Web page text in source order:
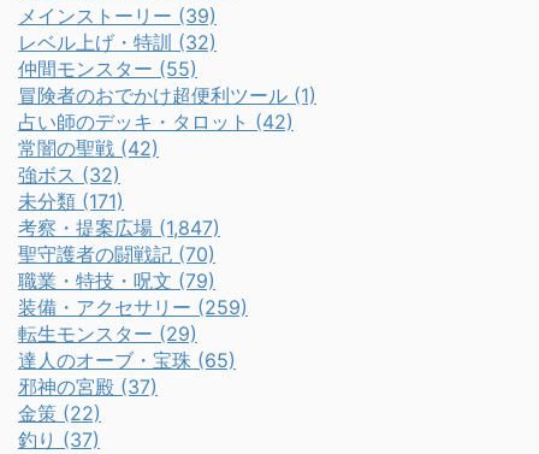
メインストーリー (39)
レベル上げ・特訓 (32)
仲間モンスター (55)
冒険者のおでかけ超便利ツール (1)
占い師のデッキ・タロット (42)
常闇の聖戦 (42)
強ボス (32)
未分類 (171)
考察・提案広場 (1,847)
聖守護者の闘戦記 (70)
職業・特技・呪文 (79)
装備・アクセサリー (259)
転生モンスター (29)
達人のオーブ・宝珠 (65)
邪神の宮殿 (37)
金策 (22)
釣り (37)